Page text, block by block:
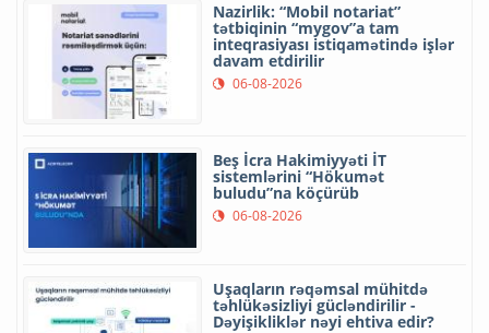
Nazirlik: “Mobil notariat”
tətbiqinin “mygov”a tam
inteqrasiyası istiqamətində işlər
davam etdirilir
06-08-2026
Beş İcra Hakimiyyəti İT
sistemlərini “Hökumət
buludu”na köçürüb
06-08-2026
Uşaqların rəqəmsal mühitdə
təhlükəsizliyi gücləndirilir -
Dəyişikliklər nəyi ehtiva edir?